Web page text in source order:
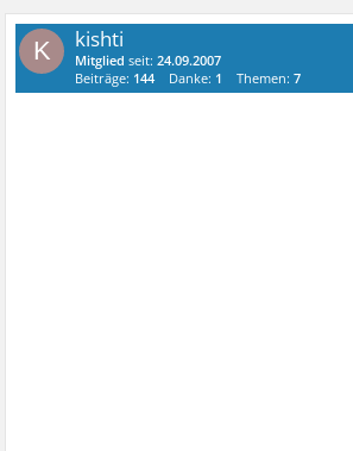
K kishti
Mitglied seit:24.09.2007
Beiträge: 144 Danke: 1 Themen:7